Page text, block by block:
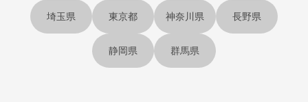
埼玉県 東京都 神奈川県 長野県
静岡県 群馬県